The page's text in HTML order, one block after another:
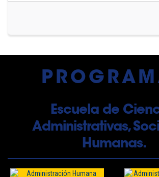
Escuela de
Administrativas,
Humanas.